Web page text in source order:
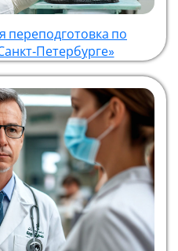
переподготовка по